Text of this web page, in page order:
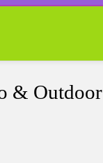
& Outdoor